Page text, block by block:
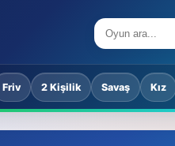
Friv 2 Kişilik Savaş Kız